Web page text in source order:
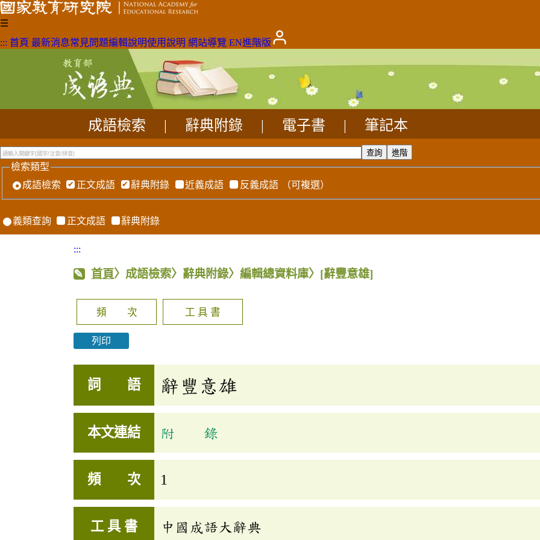
☰
::: 首頁 最新消息常見問題編輯說明使用說明 網站導覽 EN進階版
成語檢索 辭典附錄 電子書 筆記本
檢索類型
成語檢索
正文成語 辭典附錄 近義成語 反義成語 （可複選）
義類查詢 正文成語 辭典附錄
:::
首頁〉成語檢索〉辭典附錄〉編輯總資料庫〉 [辭豐意雄]
頻 次 工 具 書
列印
詞 語 辭豐意雄
本文連結 附 錄
頻 次 1
工 具 書 中國成語大辭典